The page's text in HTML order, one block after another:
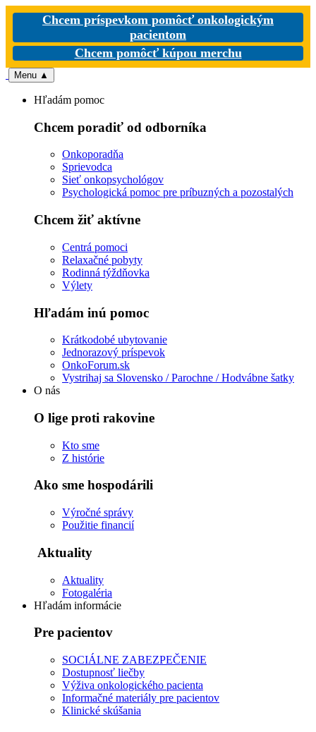
Chcem príspevkom pomôcť onkologickým
pacientom
Chcem pomôcť kúpou merchu
Menu ▲
Hľadám pomoc
Chcem poradiť od odborníka
Onkoporadňa
Sprievodca
Sieť onkopsychológov
Psychologická pomoc pre príbuzných a pozostalých
Chcem žiť aktívne
Centrá pomoci
Relaxačné pobyty
Rodinná týždňovka
Výlety
Hľadám inú pomoc
Krátkodobé ubytovanie
Jednorazový príspevok
OnkoForum.sk
Vystrihaj sa Slovensko / Parochne / Hodvábne šatky
O nás
O lige proti rakovine
Kto sme
Z histórie
Ako sme hospodárili
Výročné správy
Použitie financií
Aktuality
Aktuality
Fotogaléria
Hľadám informácie
Pre pacientov
SOCIÁLNE ZABEZPEČENIE
Dostupnosť liečby
Výživa onkologického pacienta
Informačné materiály pre pacientov
Klinické skúšania